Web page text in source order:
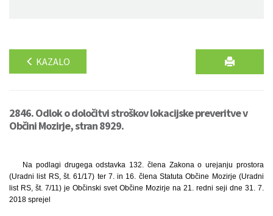
KAZALO
2846. Odlok o določitvi stroškov lokacijske preveritve v
Občini Mozirje, stran 8929.
Na podlagi drugega odstavka 132. člena Zakona o urejanju prostora
(Uradni list RS, št. 61/17) ter 7. in 16. člena Statuta Občine Mozirje (Uradni
list RS, št. 7/11) je Občinski svet Občine Mozirje na 21. redni seji dne 31. 7.
2018 sprejel